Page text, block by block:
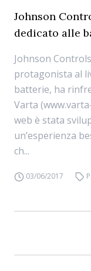
Johnson
dedicato alle
Johnson
protagonista al
batterie, ha
Varta
web è stata
un’esperienza
ch...
03/06/2017